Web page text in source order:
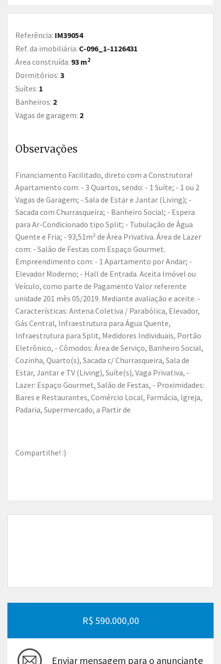
Referência: IM39054
Ref. da imobiliária: C-096_1-1126431
Área construída: 93 m2
Dormitórios: 3
Suítes: 1
Banheiros: 2
Vagas de garagem: 2
Observações
Financiamento Facilitado, direto com a Construtora!
Apartamento com: - 3 Quartos, sendo: - 1 Suíte; - 1 ou 2
Vagas de Garagem; - Sala de Estar e Jantar (Living); -
Sacada com Churrasqueira; - Banheiro Social; - Espera
para Ar-Condicionado tipo Split; - Tubulação de Água
Quente e Fria; - 93,51m² de Área Privativa. Área de Lazer
com: - Salão de Festas com Espaço Gourmet.
Empreendimento com: - 1 Apartamento por Andar; -
Elevador Moderno; - Hall de Entrada. Aceita Imóvel ou
Veículo, como parte de Pagamento Valor referente
unidade 201 mês 05/2019. Mediante avaliação e aceite. -
Características: Antena Coletiva / Parabólica, Elevador,
Gás Central, Infraestrutura para Água Quente,
Infraestrutura para Split, Medidores Individuais, Portão
Eletrônico, - Cômodos: Área de Serviço, Banheiro Social,
Cozinha, Quarto(s), Sacada c/ Churrasqueira, Sala de
Estar, Jantar e TV (Living), Suíte(s), Vaga Privativa, -
Lazer: Espaço Gourmet, Salão de Festas, - Proximidades:
Bares e Restaurantes, Comércio Local, Farmácia, Igreja,
Padaria, Supermercado, a Partir de
Compartilhe! :)
R$ 590.000,00
Enviar mensagem para o anunciante